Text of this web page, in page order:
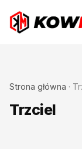
Strona główna ·
Trzciel